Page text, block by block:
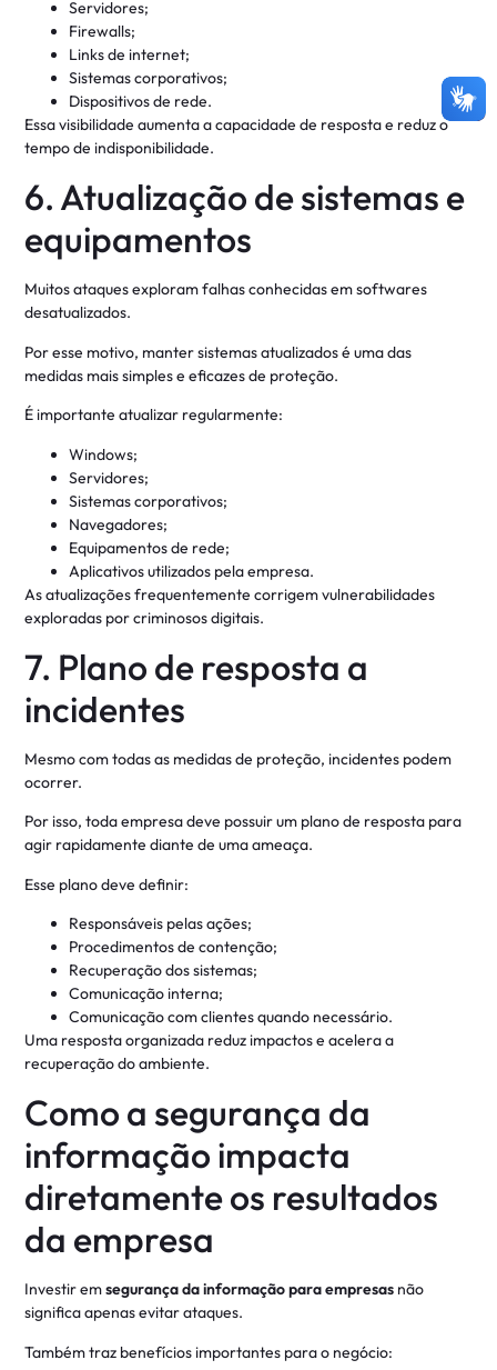
Servidores;
Firewalls;
Links de internet;
Sistemas corporativos;
Dispositivos de rede.
Essa visibilidade aumenta a capacidade de resposta e reduz o
tempo de indisponibilidade.
6. Atualização de sistemas e
equipamentos
Muitos ataques exploram falhas conhecidas em softwares
desatualizados.
Por esse motivo, manter sistemas atualizados é uma das
medidas mais simples e eficazes de proteção.
É importante atualizar regularmente:
Windows;
Servidores;
Sistemas corporativos;
Navegadores;
Equipamentos de rede;
Aplicativos utilizados pela empresa.
As atualizações frequentemente corrigem vulnerabilidades
exploradas por criminosos digitais.
7. Plano de resposta a
incidentes
Mesmo com todas as medidas de proteção, incidentes podem
ocorrer.
Por isso, toda empresa deve possuir um plano de resposta para
agir rapidamente diante de uma ameaça.
Esse plano deve definir:
Responsáveis pelas ações;
Procedimentos de contenção;
Recuperação dos sistemas;
Comunicação interna;
Comunicação com clientes quando necessário.
Uma resposta organizada reduz impactos e acelera a
recuperação do ambiente.
Como a segurança da
informação impacta
diretamente os resultados
da empresa
Investir emsegurança da informação para empresas não
significa apenas evitar ataques.
Também traz benefícios importantes para o negócio: